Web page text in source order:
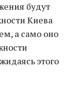
будут
Киева
а само оно
этого